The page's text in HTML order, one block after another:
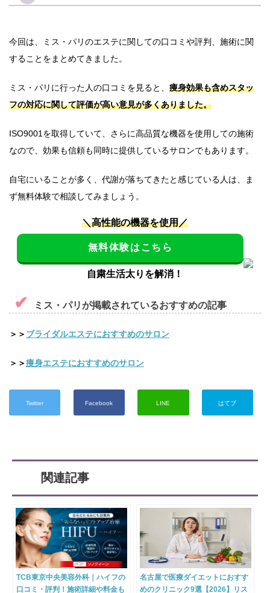
今回は、ミス・パリのエステに関しての口コミや評判、施術に関
することをまとめてきました。
ミス・パリに行った人の口コミを見ると、 痩身効果も含めスタッ
フの対応に関して評価が高い意見が多くありました。
ISO9001を取得していて、さらに高品質な機器を使用しての施術
なので、効果も信頼も同時に提供しているサロンでもあります。
自宅にいることが多く、代謝が落ちてきたと感じている人は、ま
ず無料体験で相談してみましょう。
＼高性能の機器を使用／
無料体験はこちら
自粛生活太りを解消！
ミス・パリが掲載されているおすすめの記事
＞＞ ブライダルエステにおすすめのサロン
＞＞痩身エステにおすすめのサロン
Twitter Facebook LINE はてブ
関連記事
TCB東京中央美容外科｜ハイフの
口コミ・評判！施術詳細や料金も
名古屋で医療ダイエットにおすす
めのクリニック9選【2026】リス